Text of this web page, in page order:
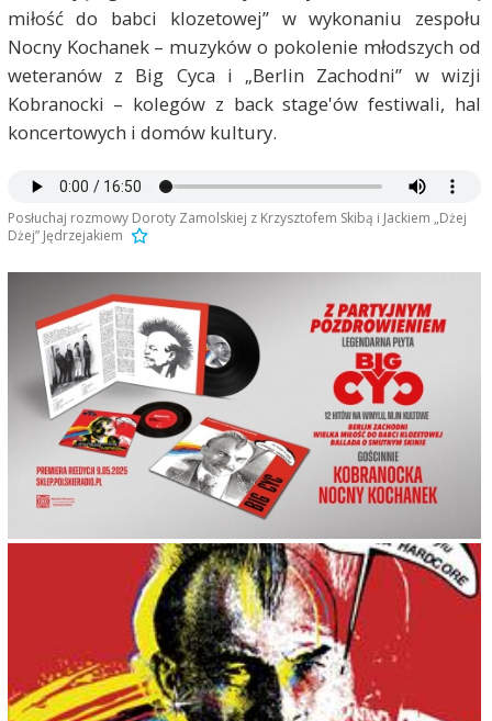
miłość do babci klozetowej” w wykonaniu zespołu
Nocny Kochanek – muzyków o pokolenie młodszych od
weteranów z Big Cyca i „Berlin Zachodni” w wizji
Kobranocki – kolegów z back stage'ów festiwali, hal
koncertowych i domów kultury.
Posłuchaj rozmowy Doroty Zamolskiej z Krzysztofem Skibą i Jackiem „Dżej
Dżej” Jędrzejakiem